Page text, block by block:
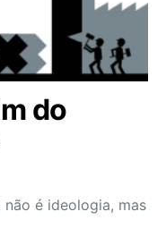
do
é ideologia, mas